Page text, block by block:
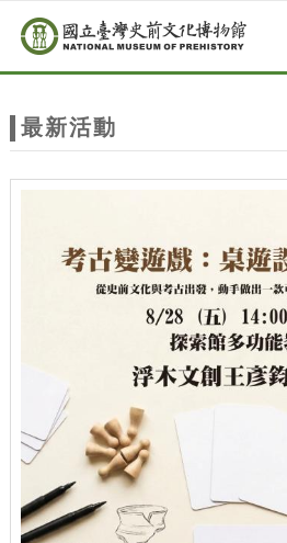
站
主
跳到主要內容
網站導覽
最新活動